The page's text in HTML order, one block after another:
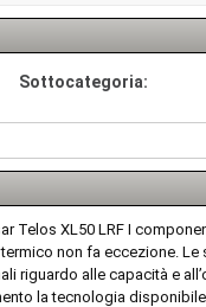
Sottocategoria:
Telos XL50 LRF I
non fa eccezione.
riguardo alle capacità e
la tecnologia